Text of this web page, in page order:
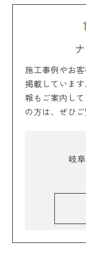
施工事例やお
掲載していま
報もご案内し
の方は、ぜひご
岐